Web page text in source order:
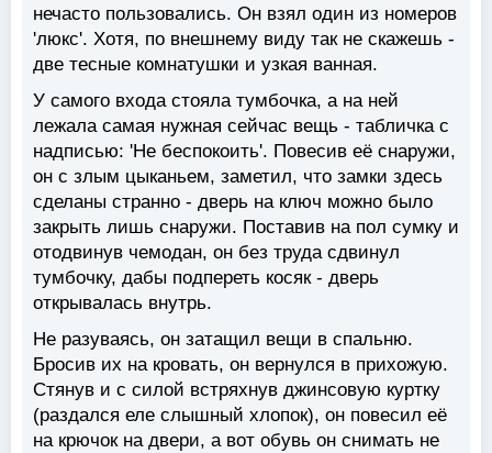
нечасто пользовались. Он взял один из номеров
'люкс'. Хотя, по внешнему виду так не скажешь -
две тесные комнатушки и узкая ванная.
У самого входа стояла тумбочка, а на ней
лежала самая нужная сейчас вещь - табличка с
надписью: 'Не беспокоить'. Повесив её снаружи,
он с злым цыканьем, заметил, что замки здесь
сделаны странно - дверь на ключ можно было
закрыть лишь снаружи. Поставив на пол сумку и
отодвинув чемодан, он без труда сдвинул
тумбочку, дабы подпереть косяк - дверь
открывалась внутрь.
Не разуваясь, он затащил вещи в спальню.
Бросив их на кровать, он вернулся в прихожую.
Стянув и с силой встряхнув джинсовую куртку
(раздался еле слышный хлопок), он повесил её
на крючок на двери, а вот обувь он снимать не